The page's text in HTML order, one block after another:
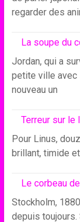
regarder des
La soupe du
Jordan, qui a
petite ville avec
nouveau un
Terreur sur le
Pour Linus,
brillant, timide
Le corbeau
Stockholm,
depuis